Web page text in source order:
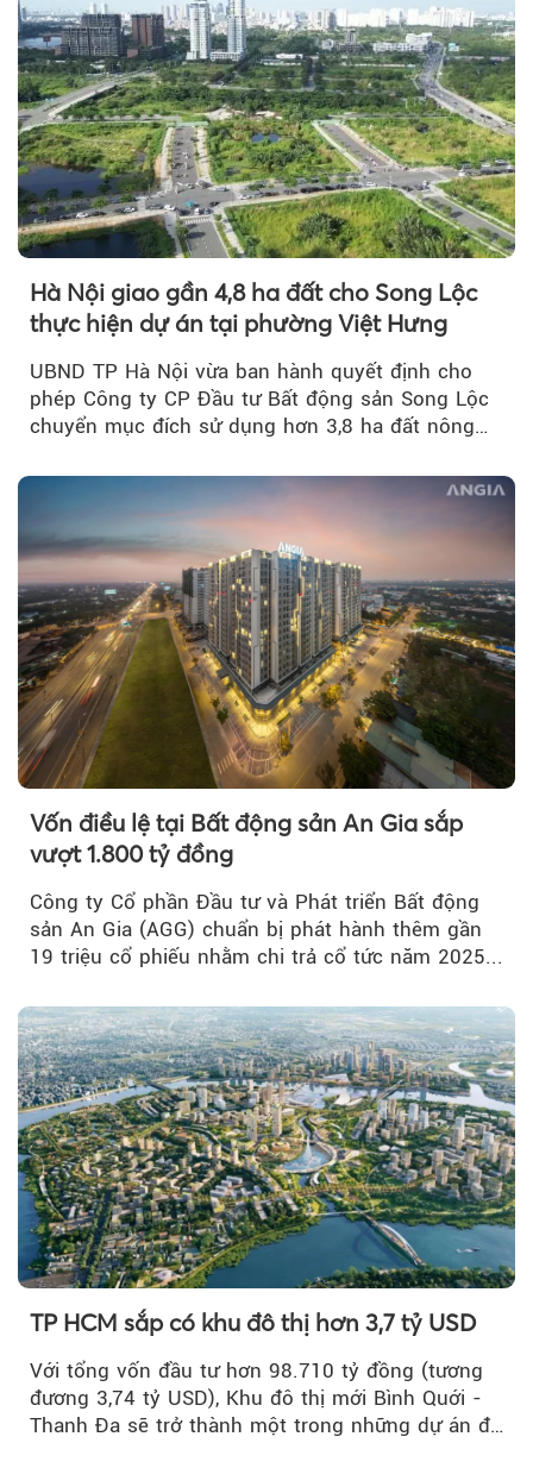
Hà Nội giao gần 4,8 ha đất cho Song Lộc
thực hiện dự án tại phường Việt Hưng
UBND TP Hà Nội vừa ban hành quyết định cho
phép Công ty CP Đầu tư Bất động sản Song Lộc
chuyển mục đích sử dụng hơn 3,8 ha đất nông
Vốn điều lệ tại Bất động sản An Gia sắp
vượt 1.800 tỷ đồng
Công ty Cổ phần Đầu tư và Phát triển Bất động
sản An Gia (AGG) chuẩn bị phát hành thêm gần
19 triệu cổ phiếu nhằm chi trả cổ tức năm 2025...
TP HCM sắp có khu đô thị hơn 3,7 tỷ USD
Với tổng vốn đầu tư hơn 98.710 tỷ đồng (tương
đương 3,74 tỷ USD), Khu đô thị mới Bình Quới -
Thanh Đa sẽ trở thành một trong những dự án đô